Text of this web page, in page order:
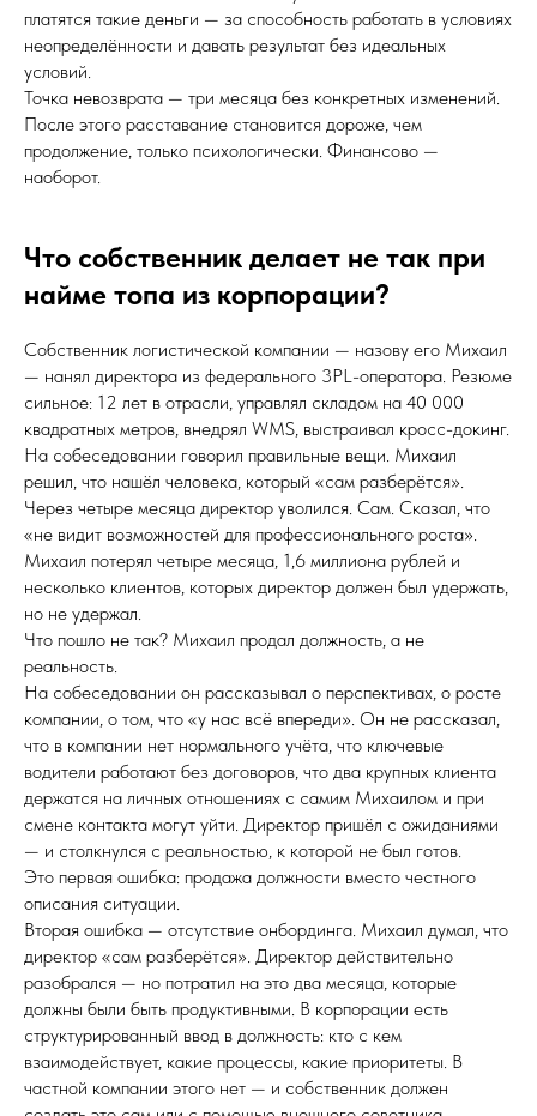
платятся такие деньги — за способность работать в условиях
неопределённости и давать результат без идеальных
условий.
Точка невозврата — три месяца без конкретных изменений.
После этого расставание становится дороже, чем
продолжение, только психологически. Финансово —
наоборот.
Что собственник делает не так при
найме топа из корпорации?
Собственник логистической компании — назову его Михаил
— нанял директора из федерального 3PL-оператора. Резюме
сильное: 12 лет в отрасли, управлял складом на 40 000
квадратных метров, внедрял WMS, выстраивал кросс-докинг.
На собеседовании говорил правильные вещи. Михаил
решил, что нашёл человека, который «сам разберётся».
Через четыре месяца директор уволился. Сам. Сказал, что
«не видит возможностей для профессионального роста».
Михаил потерял четыре месяца, 1,6 миллиона рублей и
несколько клиентов, которых директор должен был удержать,
но не удержал.
Что пошло не так? Михаил продал должность, а не
реальность.
На собеседовании он рассказывал о перспективах, о росте
компании, о том, что «у нас всё впереди». Он не рассказал,
что в компании нет нормального учёта, что ключевые
водители работают без договоров, что два крупных клиента
держатся на личных отношениях с самим Михаилом и при
смене контакта могут уйти. Директор пришёл с ожиданиями
— и столкнулся с реальностью, к которой не был готов.
Это первая ошибка: продажа должности вместо честного
описания ситуации.
Вторая ошибка — отсутствие онбординга. Михаил думал, что
директор «сам разберётся». Директор действительно
разобрался — но потратил на это два месяца, которые
должны были быть продуктивными. В корпорации есть
структурированный ввод в должность: кто с кем
взаимодействует, какие процессы, какие приоритеты. В
частной компании этого нет — и собственник должен